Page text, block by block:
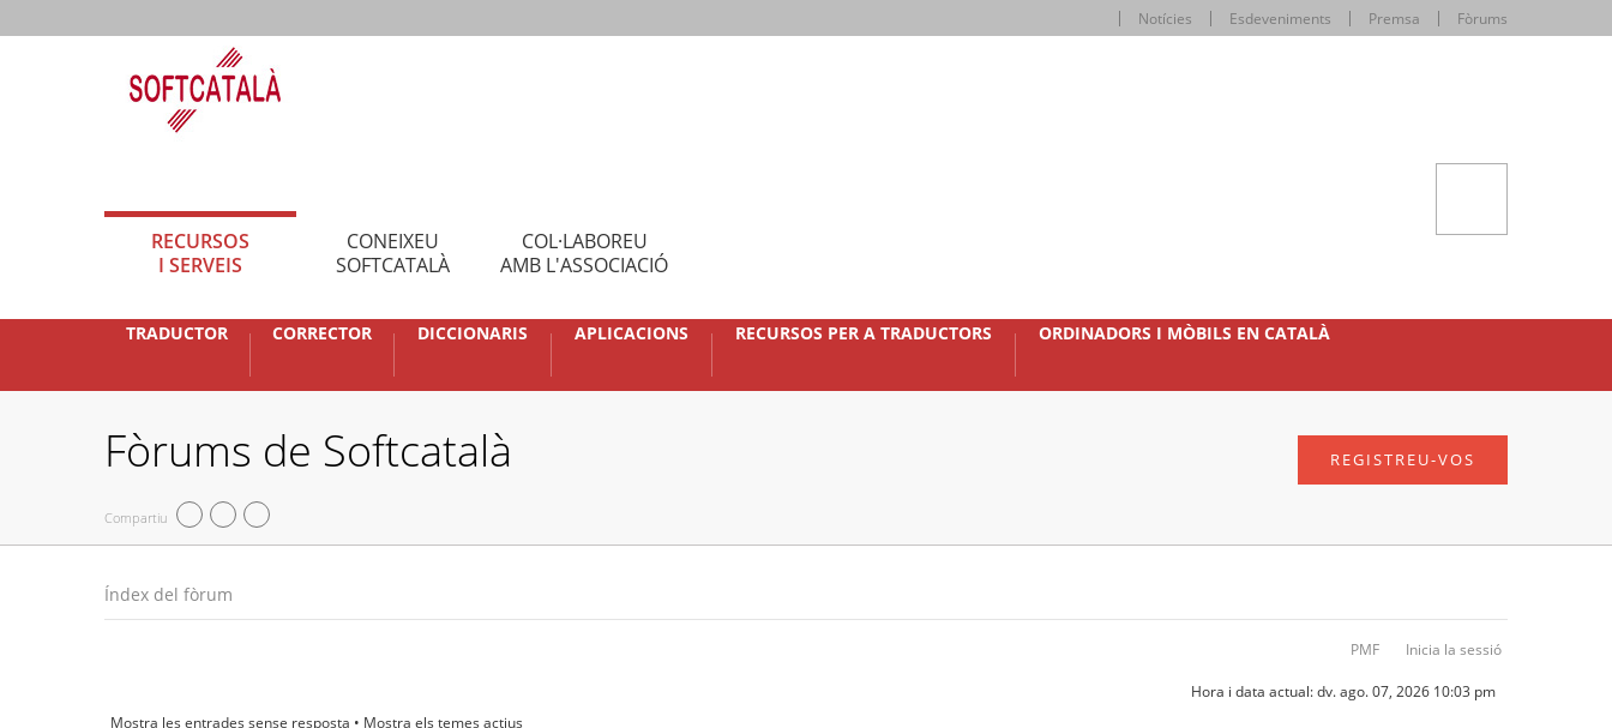
Notícies Esdeveniments Premsa Fòrums
RECURSOS
I SERVEIS
CONEIXEU
SOFTCATALÀ
COL·LABOREU
AMB L'ASSOCIACIÓ
TRADUCTOR CORRECTOR DICCIONARIS APLICACIONS RECURSOS PER A TRADUCTORS ORDINADORS I MÒBILS EN CATALÀ
Fòrums de Softcatalà
Compartiu
REGISTREU-VOS
Índex del fòrum
PMF Inicia la sessió
Hora i data actual: dv. ago. 07, 2026 10:03 pm
Mostra les entrades sense resposta • Mostra els temes actius